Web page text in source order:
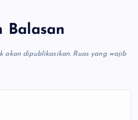
Balasan
akan dipublikasikan. Ruas yang wajib